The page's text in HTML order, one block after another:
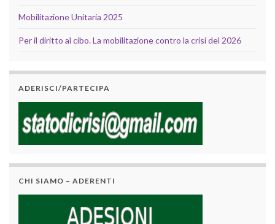
Mobilitazione Unitaria 2025
Per il diritto al cibo. La mobilitazione contro la crisi del 2026
ADERISCI/PARTECIPA
CHI SIAMO – ADERENTI